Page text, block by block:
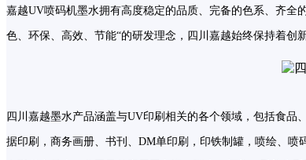
产品中心
嘉越UV喷码机墨水拥有高度稳定的品质、完备的色系、齐全
色、环保、高效、节能“的研发理念，四川嘉越始终保持着创
四川嘉越墨水产品涵盖与UV印刷相关的各个领域，包括食
据印刷，商务画册、书刊、DM单印刷，印铁制罐，喷绘、喷